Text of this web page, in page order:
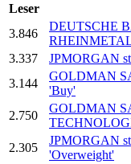
Leser
3.846
DEUTSCHE
3.337
JPMORGAN
3.144
GOLDMAN
'Buy'
2.750
GOLDMAN
2.305
JPMORGAN
'Overweight'